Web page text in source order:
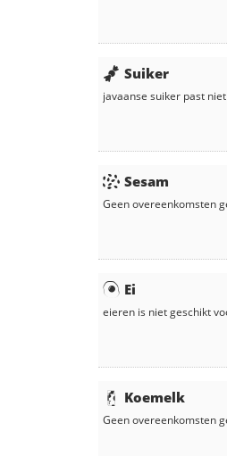
Suiker
javaanse suiker past
Sesam
Geen overeenkomsten
Ei
eieren is niet geschikt
Koemelk
Geen overeenkomsten